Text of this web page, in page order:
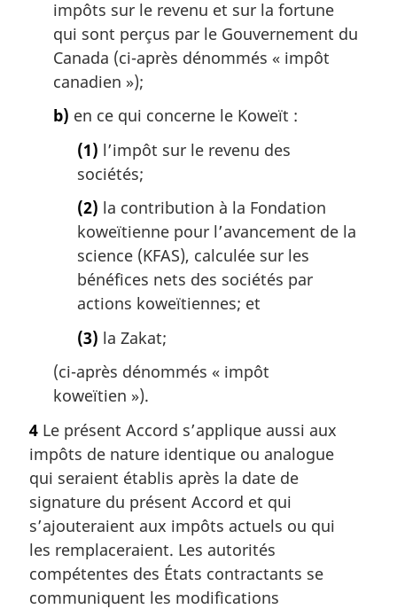
impôts sur le revenu et sur la fortune
qui sont perçus par le Gouvernement du
Canada (ci-après dénommés « impôt
canadien »);
b) en ce qui concerne le Koweït :
(1) l’impôt sur le revenu des
sociétés;
(2) la contribution à la Fondation
koweïtienne pour l’avancement de la
science (KFAS), calculée sur les
bénéfices nets des sociétés par
actions koweïtiennes; et
(3) la Zakat;
(ci-après dénommés « impôt
koweïtien »).
4 Le présent Accord s’applique aussi aux
impôts de nature identique ou analogue
qui seraient établis après la date de
signature du présent Accord et qui
s’ajouteraient aux impôts actuels ou qui
les remplaceraient. Les autorités
compétentes des États contractants se
communiquent les modifications